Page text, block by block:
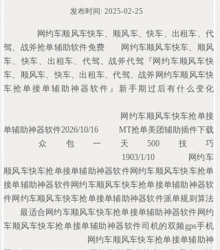
发布时间: 2025-02-25
网约车顺风车快车、顺风车、快车、出租车、代
驾、战斧抢单辅助软件免费
网约车顺风车快车、顺风
车、快车、出租车、代驾、战斧代驾『网约车顺风车快
车、顺风车、快车、出租车、代驾、战斧网约车顺风车快
车抢单接单辅助神器软件』新手期过后有什么变化
网约车顺风车快车抢单接
单辅助神器软件2026/10/16
MT抢单美团辅助插件下载
众包一天500技巧
1903/1/10
网约车
顺风车快车抢单接单辅助神器软件网约车顺风车快车抢单
接单辅助神器软件网约车顺风车快车抢单接单辅助神器软
件网约车顺风车快车抢单接单辅助神器软件派单规则算法
最适合网约车顺风车快车抢单接单辅助神器软件网约
车顺风车快车抢单接单辅助神器软件司机的双频gps手机
网约车顺风车快车抢单接单辅助神